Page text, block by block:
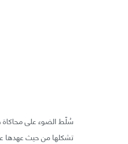
تشكلها من حيث عهدها